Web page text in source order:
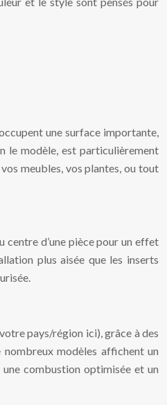
une surface importante,
le modèle, est particulièrement
meubles, vos plantes, ou tout
centre d’une pièce pour un effet
plus aisée que les inserts
pays/région ici), grâce à des
modèles affichent un
combustion optimisée et un